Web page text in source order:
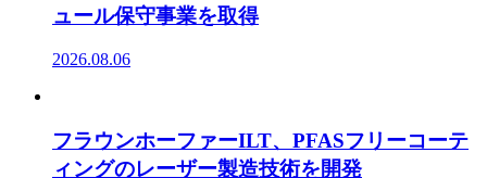
ュール保守事業を取得
2026.08.06
フラウンホーファーILT、PFASフリーコーテ
ィングのレーザー製造技術を開発